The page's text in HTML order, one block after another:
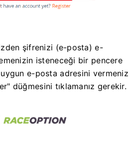
şifrenizi (e-posta) e-
isteneceği bir pencere
e-posta adresini vermeniz
düğmesini tıklamanız gerekir.